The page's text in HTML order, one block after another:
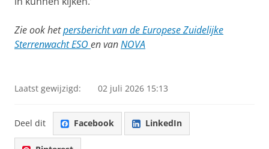
Zie ook hetpersbericht van de Europese Zuidelijke
Sterrenwacht ESO en vanNOVA
Laatst gewijzigd: 02 juli 2026 15:13
Deel dit Facebook LinkedIn